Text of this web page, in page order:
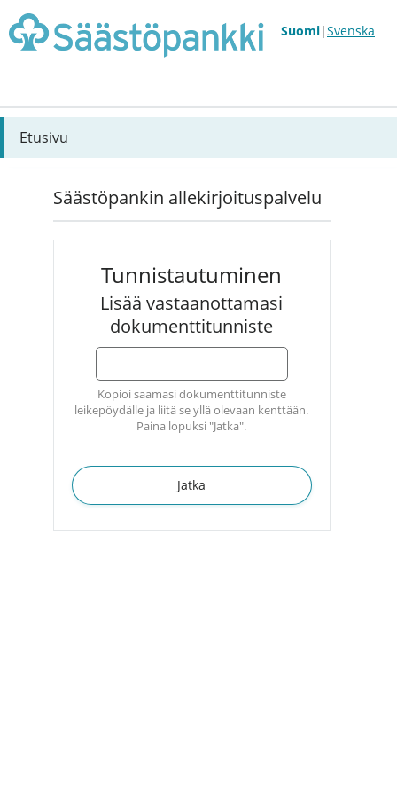
Suomi|Svenska
Etusivu
Säästöpankin allekirjoituspalvelu
Tunnistautuminen
Lisää vastaanottamasi
dokumenttitunniste
Kopioi saamasi dokumenttitunniste
leikepöydälle ja liitä se yllä olevaan kenttään.
Paina lopuksi "Jatka".
Jatka